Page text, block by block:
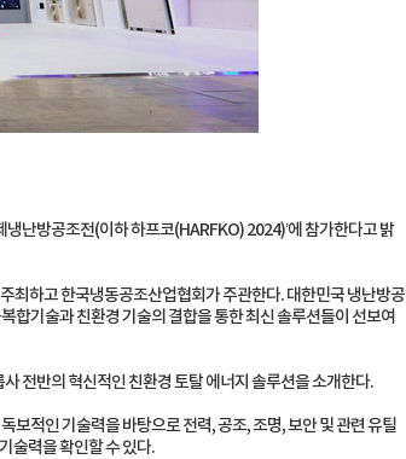
난방공조전(이하 하프코(HARFKO) 2024)’에 참가한다고 밝
최하고 한국냉동공조산업협회가 주관한다. 대한민국 냉난방공
합기술과 친환경 기술의 결합을 통한 최신 솔루션들이 선보여
전반의 혁신적인 친환경 토탈 에너지 솔루션을 소개한다.
적인 기술력을 바탕으로 전력, 공조, 조명, 보안 및 관련 유틸
술력을 확인할 수 있다.